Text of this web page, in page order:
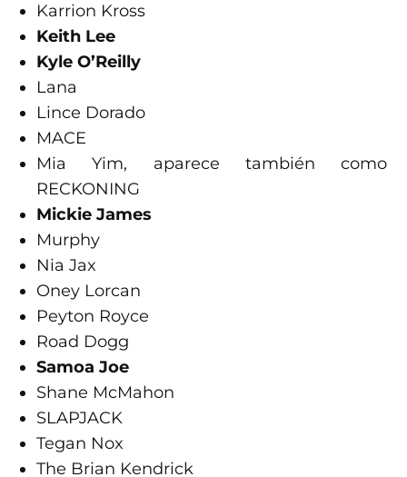
Karrion Kross
Keith Lee
Kyle O’Reilly
Lana
Lince Dorado
MACE
Mia Yim, aparece también como
RECKONING
Mickie James
Murphy
Nia Jax
Oney Lorcan
Peyton Royce
Road Dogg
Samoa Joe
Shane McMahon
SLAPJACK
Tegan Nox
The Brian Kendrick